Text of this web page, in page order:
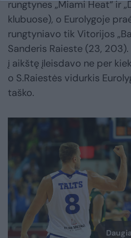
rungtynes „Miami Heat“ ir
klubuose), o Eurolygoje
rungtyniavo tik Vitorijos
Sanderis Raieste (23,
į aikštę įleisdavo ne per
o S.Raiestės vidurkis
taško.